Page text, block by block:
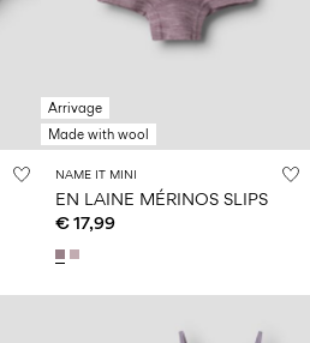
Arrivage
Made with wool
NAME IT MINI
EN LAINE MÉRINOS SLIPS
€ 17,99